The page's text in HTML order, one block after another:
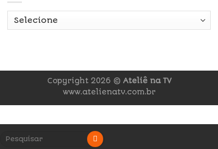
Copyright 2026 © Ateliê na TV
www.atelienatv.com.br